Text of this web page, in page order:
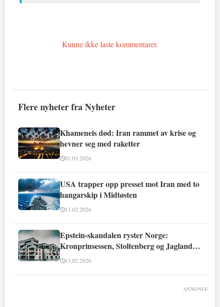
Kunne ikke laste kommentarer.
Flere nyheter fra Nyheter
Khameneis død: Iran rammet av krise og
hevner seg med raketter
01.03.2026
USA trapper opp presset mot Iran med to
hangarskip i Midtøsten
13.02.2026
Epstein-skandalen ryster Norge:
Kronprinsessen, Stoltenberg og Jagland
involvert
13.02.2026
ANNONSE